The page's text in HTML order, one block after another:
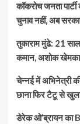
कॉकरोच जनता
चुनाव नहीं, अब
तुकाराम मुंढे: 21
कमान, अशोक खेमका
चेन्नई में अभिनेत्री
छाना फिर टैटू से
डेरेक ओ’ब्रायन का